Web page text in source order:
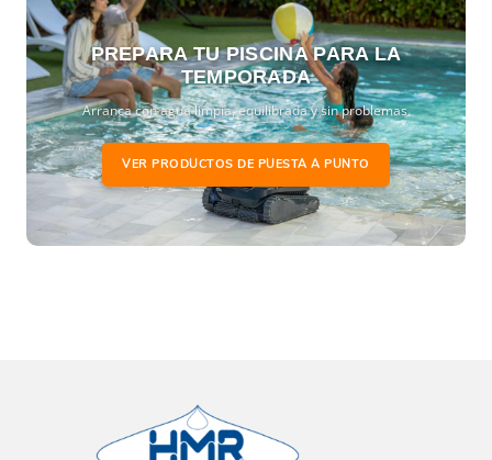
PREPARA TU PISCINA PARA LA
TEMPORADA
Arranca con agua limpia, equilibrada y sin problemas.
VER PRODUCTOS DE PUESTA A PUNTO